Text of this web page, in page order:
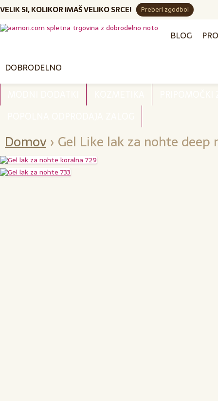
VELIK SI, KOLIKOR IMAŠ VELIKO SRCE! Preberi zgodbo!
BLOG
DOBRODELNO
Domov › Gel Like lak za nohte deep